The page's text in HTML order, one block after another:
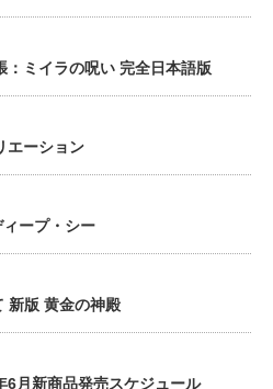
：ミイラの呪い 完全日本語版
エーション
ィープ・シー
新版 黄金の神殿
6月新商品発売スケジュール